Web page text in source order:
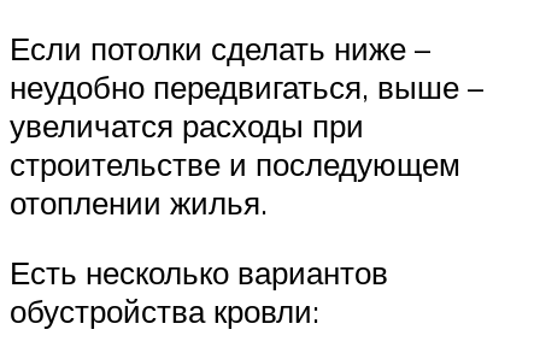
Если потолки сделать ниже –
неудобно передвигаться, выше –
увеличатся расходы при
строительстве и последующем
отоплении жилья.
Есть несколько вариантов
обустройства кровли: